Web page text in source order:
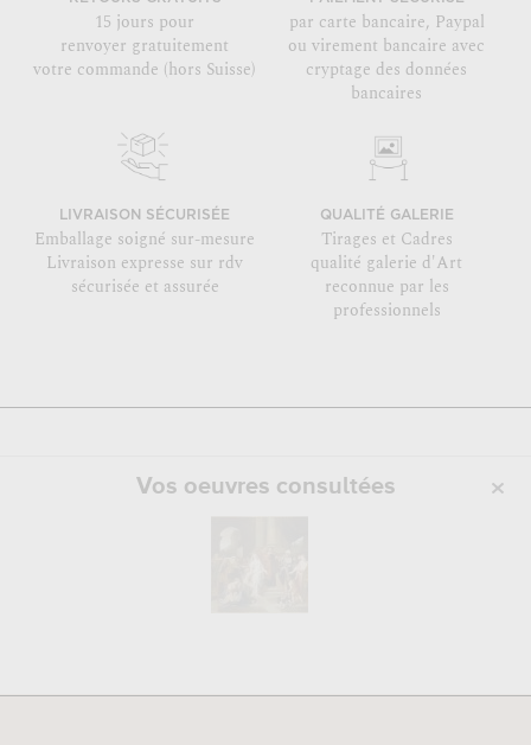
15 jours pour
renvoyer gratuitement
votre commande (hors Suisse)
par carte bancaire, Paypal
ou virement bancaire avec
cryptage des données
bancaires
LIVRAISON SÉCURISÉE
Emballage soigné sur-mesure
Livraison expresse sur rdv
sécurisée et assurée
QUALITÉ GALERIE
Tirages et Cadres
qualité galerie d'Art
reconnue par les
professionnels
Vos oeuvres consultées